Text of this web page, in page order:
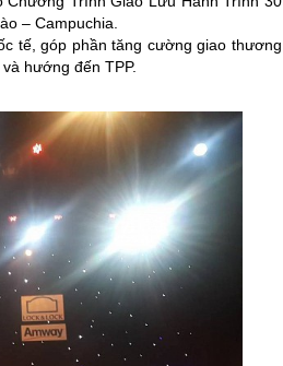
– Campuchia.
tế, góp phần tăng cường giao thương
hướng đến TPP.